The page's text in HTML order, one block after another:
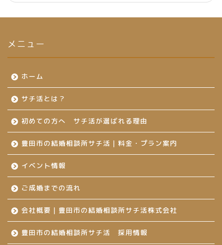
メニュー
ホーム
サチ活とは？
初めての方へ サチ活が選ばれる理由
豊田市の結婚相談所サチ活｜料金・プラン案内
イベント情報
ご成婚までの流れ
会社概要｜豊田市の結婚相談所サチ活株式会社
豊田市の結婚相談所サチ活 採用情報